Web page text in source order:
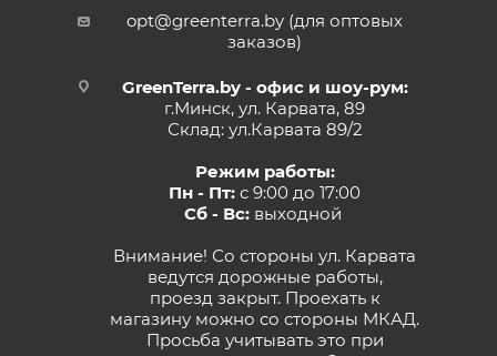
opt@greenterra.by (для оптовых
заказов)
GreenTerra.by - офис и шоу-рум:
г.Минск, ул. Карвата, 89
Склад: ул.Карвата 89/2
Режим работы:
Пн - Пт: с 9:00 до 17:00
Сб - Вс:выходной
Внимание! Со стороны ул. Карвата
ведутся дорожные работы,
проезд закрыт. Проехать к
магазину можно со стороны МКАД.
Просьба учитывать это при